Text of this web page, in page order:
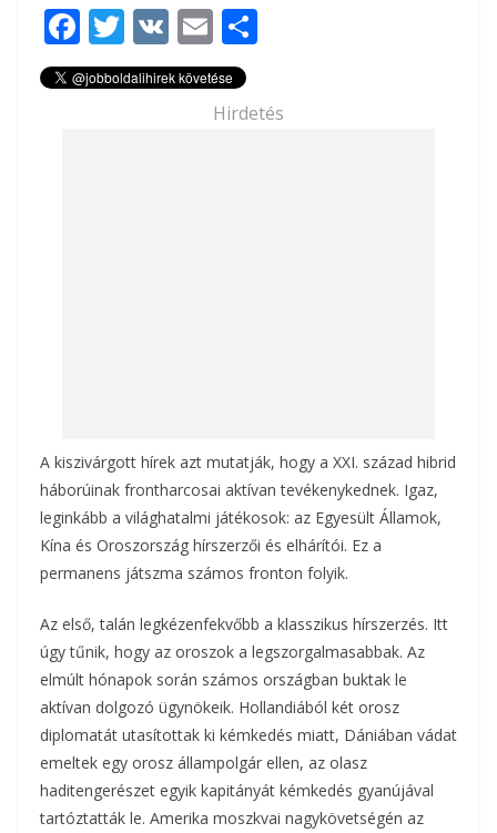
F
ac
e
T
w
itt
V
K
E
m
ai
l
za
m
Hirdetés
A kiszivárgott hírek azt mutatják, hogy a XXI. század hibrid
háborúinak frontharcosai aktívan tevékenykednek. Igaz,
leginkább a világhatalmi játékosok: az Egyesült Államok,
Kína és Oroszország hírszerzői és elhárítói. Ez a
permanens játszma számos fronton folyik.
Az első, talán legkézenfekvőbb a klasszikus hírszerzés. Itt
úgy tűnik, hogy az oroszok a legszorgalmasabbak. Az
elmúlt hónapok során számos országban buktak le
aktívan dolgozó ügynökeik. Hollandiából két orosz
diplomatát utasítottak ki kémkedés miatt, Dániában vádat
emeltek egy orosz állampolgár ellen, az olasz
haditengerészet egyik kapitányát kémkedés gyanújával
tartóztatták le. Amerika moszkvai nagykövetségén az